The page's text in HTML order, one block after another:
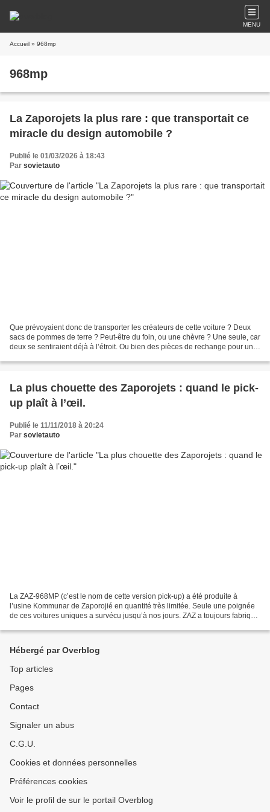
MENU
Accueil » 968mp
968mp
La Zaporojets la plus rare : que transportait ce
miracle du design automobile ?
Publié le 01/03/2026 à 18:43
Par sovietauto
Que prévoyaient donc de transporter les créateurs de cette voiture ? Deux
sacs de pommes de terre ? Peut-être du foin, ou une chèvre ? Une seule, car
deux se sentiraient déjà à l’étroit. Ou bien des pièces de rechange pour une
La plus chouette des Zaporojets : quand le pick-
up plaît à l’œil.
Publié le 11/11/2018 à 20:24
Par sovietauto
La ZAZ-968MP (c’est le nom de cette version pick-up) a été produite à
l’usine Kommunar de Zaporojié en quantité très limitée. Seule une poignée
de ces voitures uniques a survécu jusqu’à nos jours. ZAZ a toujours fabriqué
Hébergé par Overblog
Top articles
Pages
Contact
Signaler un abus
C.G.U.
Cookies et données personnelles
Préférences cookies
Voir le profil de sur le portail Overblog